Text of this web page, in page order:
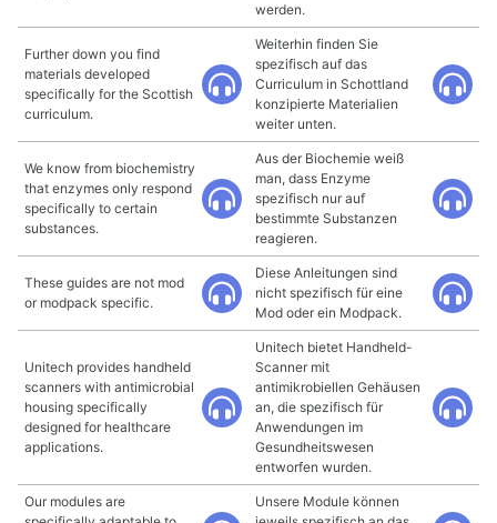
werden.
Further down you find
materials developed
specifically for the Scottish
curriculum.
Weiterhin finden Sie
spezifisch auf das
Curriculum in Schottland
konzipierte Materialien
weiter unten.
We know from biochemistry
that enzymes only respond
specifically to certain
substances.
Aus der Biochemie weiß
man, dass Enzyme
spezifisch nur auf
bestimmte Substanzen
reagieren.
These guides are not mod
or modpack specific.
Diese Anleitungen sind
nicht spezifisch für eine
Mod oder ein Modpack.
Unitech provides handheld
scanners with antimicrobial
housing specifically
designed for healthcare
applications.
Unitech bietet Handheld-
Scanner mit
antimikrobiellen Gehäusen
an, die spezifisch für
Anwendungen im
Gesundheitswesen
entworfen wurden.
Our modules are
Unsere Module können